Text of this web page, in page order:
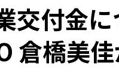
交付金に
倉橋美